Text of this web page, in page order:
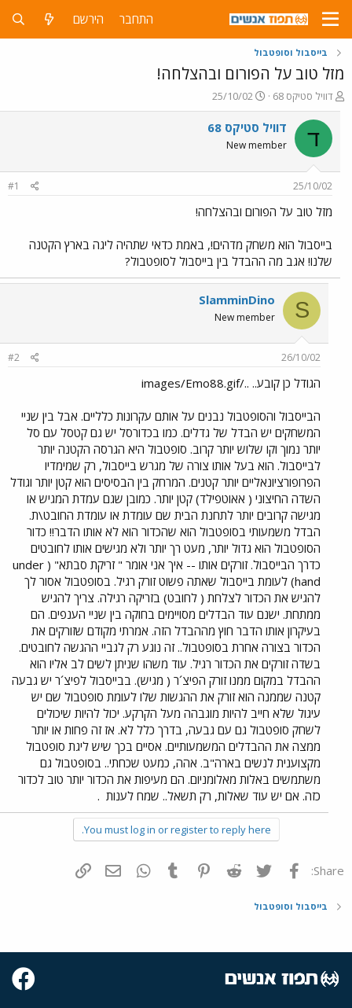
התחבר הירשם
בייסבול וסופטבול
מזל טוב על הפורום ובהצלחה!
פ
ו
ת
ח
ה
ש
א
דוויל סטיקס 68
פ
ו
ר
ם
ר
25/10/02
ד דוויל סטיקס 68
New member
25/10/02
#1
מזל טוב על הפורום ובהצלחה!
בייסבול הוא משחק מדהים!, באמת כדאי שתהיה ליגה בארץ הקטנה
שלנו! אגב מה ההבדל בין בייסבול לסופטבול?
S
SlamminDino
New member
26/10/02
#2
הגודל כן קובע.. ../images/Emo88.gif
הבייסבול והסופטבול נבנים על אותם עקרונות כלליים. אבל בין שניי
המשחקים יש הבדל של גדלים. כמו בכדורסל יש גם קטסל עם סל
יותר נמוך וקו שלוש יותר קרוב. סופטבול היא הגרסה הקטנה יותר
לבייסבול. הוא בעל אותו צורה של מגרש בייסבול, רק שמימדיו
הפרופורציונאליים יותר קטנים. המרחק בין הבסיסים הוא קטן יותר וגודל
השדה החיצוני ( אאוטפילד) קטן יותר. כמובן שגם עמדת המגיש או
מגישה קרובים יותר לתחנת הבית שם עומדת או עומדת החובט\ת.
הבדל משמעותי בסופטבול הוא שהכדור הוא לא אותו הדבר!! כדור
הסופטבול הוא גדול יותר, מעט רך יותר ולא מגישים אותו לחובטים
כדרך הבייסבול. זורקים אותו -- איך אני אומר " זריקת סבתא" ( under
hand) לעומת בייסבול שאתה פשוט זורק רגיל. בסופטבול אסור לך
להגיש את הכדור לצלחת ( לחובט) בזריקה רגילה. צריך להגיש
ממתחת. ישנם עוד הבדלים מסויימים בחוקה בין שניי הענפים. הם
בעיקרון אותו הדבר חוץ מההבדל הזה. אמרתי מקודם שזורקים את
הכדור בצורה אחרת בסופטבול.. זה נוגע רק לגביי ההגשה לחובטים.
בשדה זורקים את הכדור רגיל. עוד משהו שניתן לשים לב אליו הוא
ההבדל במקום ממנו זורק הפיצ´ר ( מגיש). בבייסבול לפיצ´ר יש גבעה
קטנה שממנה הוא זורק את ההגשות שלו לעומת סופטבול שם יש
עיגול שלא חייב להיות מוגבהה מעל הקרקע. יכול להיות שיכולים
לשחק סופטבול גם עם גבעה, בדרך כלל לא. אז זה פחות או יותר
ממצה את ההבדלים המשמעותיים. אסיים בכך שיש ליגת סופטבול
מקצוענית לנשים בארה"ב. אהה, כמעט שכחתי.. בסופטבול גם
משתמשים באלות מאלומניום. הם מעיפות את הכדור יותר טוב לכדור
כזה. אם יש עוד שאלות, רק תשאל.. שמח לענות .
You must log in or register to reply here.
Share: פייסבוק Twitter
Reddit
Pinterest
Tumblr
WhatsAppדואר אלקטרוני
בייסבול וסופטבול